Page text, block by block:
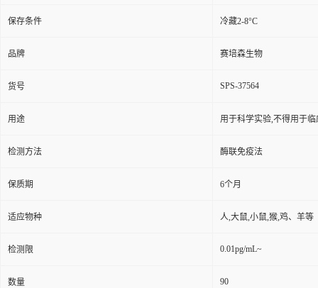
保存条件 冷藏2-8°C
品牌 赛培森生物
货号 SPS-37564
用途 用于科学实验,不得用于临
检测方法 酶联免疫法
保质期 6个月
适应物种 人,大鼠,小鼠,猴,鸡、羊等
检测限 0.01pg/mL~
数量 90